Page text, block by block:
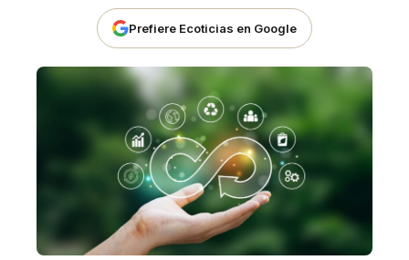
Prefiere Ecoticias en Google